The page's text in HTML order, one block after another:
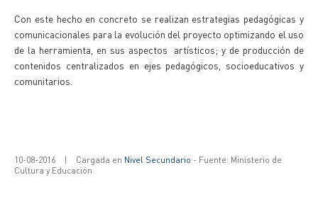
Con este hecho en concreto se realizan estrategias pedagógicas y
comunicacionales para la evolución del proyecto optimizando el uso
de la herramienta, en sus aspectos artísticos; y de producción de
contenidos centralizados en ejes pedagógicos, socioeducativos y
comunitarios.
10-08-2016 | Cargada en Nivel Secundario - Fuente: Ministerio de
Cultura y Educación